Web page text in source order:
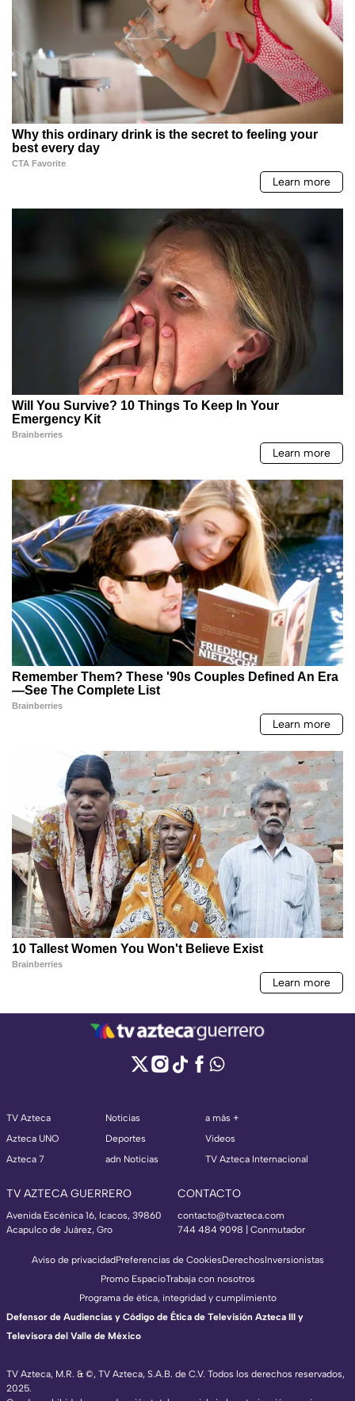
TV Azteca
Azteca UNO
Azteca 7
Noticias
Deportes
adn Noticias
a más +
Videos
TV Azteca Internacional
TV AZTECA GUERRERO
Avenida Escénica 16, Icacos, 39860
Acapulco de Juárez, Gro
CONTACTO
contacto@tvazteca.com
744 484 9098 | Conmutador
TV Azteca, M.R. & ©, TV Azteca, S.A.B. de C.V. Todos los derechos reservados,
2025.
Aviso de privacidadPreferencias de CookiesDerechosInversionistas
Promo EspacioTrabaja con nosotros
Programa de ética, integridad y cumplimiento
Defensor de Audiencias y Código de Ética de Televisión Azteca III y
Televisora del Valle de México